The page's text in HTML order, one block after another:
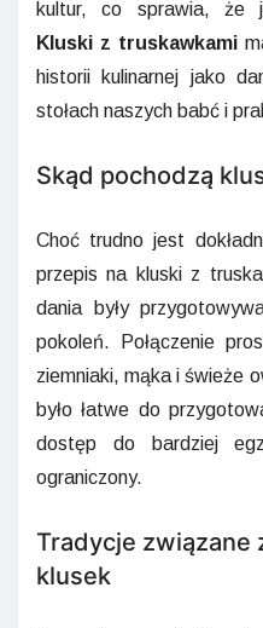
kultur, co sprawia, że
Kluski z truskawkami
historii kulinarnej jako
stołach naszych babć i
Skąd pochodzą
Choć trudno jest
przepis na kluski z
dania były
pokoleń. Połączenie
ziemniaki, mąka i świeże
było łatwe do
dostęp do bardziej
ograniczony.
Tradycje związane
klusek